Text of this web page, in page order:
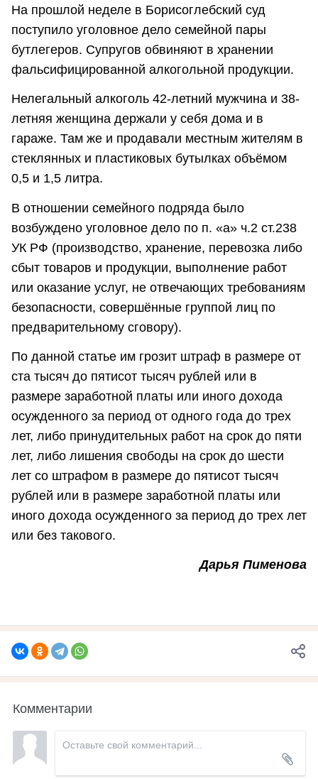
На прошлой неделе в Борисоглебский суд
поступило уголовное дело семейной пары
бутлегеров. Супругов обвиняют в хранении
фальсифицированной алкогольной продукции.
Нелегальный алкоголь 42-летний мужчина и 38-
летняя женщина держали у себя дома и в
гараже. Там же и продавали местным жителям в
стеклянных и пластиковых бутылках объёмом
0,5 и 1,5 литра.
В отношении семейного подряда было
возбуждено уголовное дело по п. «а» ч.2 ст.238
УК РФ (производство, хранение, перевозка либо
сбыт товаров и продукции, выполнение работ
или оказание услуг, не отвечающих требованиям
безопасности, совершённые группой лиц по
предварительному сговору).
По данной статье им грозит штраф в размере от
ста тысяч до пятисот тысяч рублей или в
размере заработной платы или иного дохода
осужденного за период от одного года до трех
лет, либо принудительных работ на срок до пяти
лет, либо лишения свободы на срок до шести
лет со штрафом в размере до пятисот тысяч
рублей или в размере заработной платы или
иного дохода осужденного за период до трех лет
или без такового.
Дарья Пименова
Комментарии